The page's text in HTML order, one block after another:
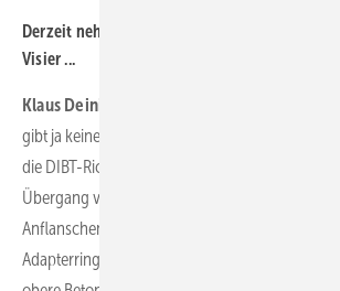
Derzeit nehmen Sie speziell auch die ersten
Visier ...
Klaus Deininger:
gibt ja keinen rissfreien Beton. Bei Rissen größer
die DIBT-Richtlinie eine Abdichtung vor. Eine
Übergang vom Beton- zum Stahlturm. Die
Anflanschen des ersten Stahlzylinder-
Adapterring schauen hier raus. Spannstahlseile